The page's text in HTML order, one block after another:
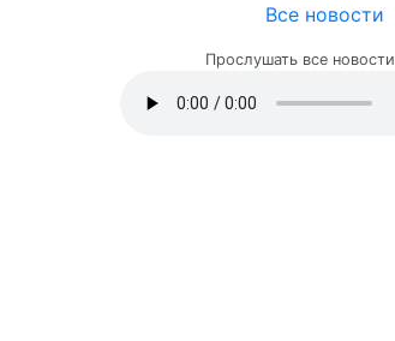
Все новости
Прослушать все новости